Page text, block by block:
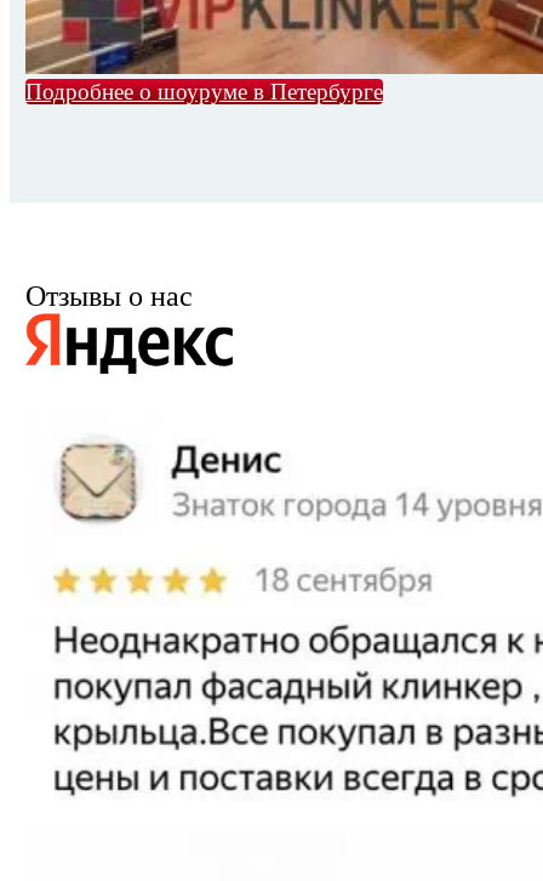
Подробнее о шоуруме в Петербурге
Отзывы о нас